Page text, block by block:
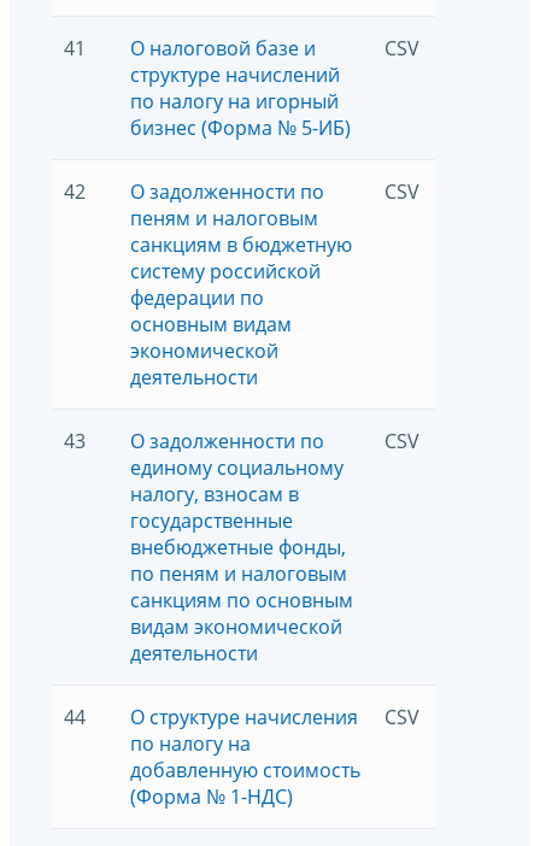
41
О налоговой базе и
структуре начислений
по налогу на игорный
бизнес (Форма № 5-ИБ)
CSV
42
О задолженности по
пеням и налоговым
санкциям в бюджетную
систему российской
федерации по
основным видам
экономической
деятельности
CSV
43
О задолженности по
единому социальному
налогу, взносам в
государственные
внебюджетные фонды,
по пеням и налоговым
санкциям по основным
видам экономической
деятельности
CSV
44
О структуре начисления
по налогу на
добавленную стоимость
(Форма № 1-НДС)
CSV